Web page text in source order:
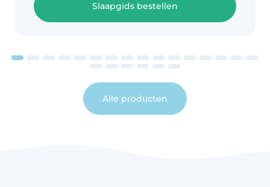
Alle producten
Slaapgids bestellen